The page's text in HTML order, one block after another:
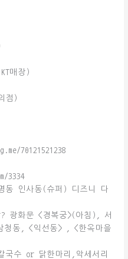
매장)
점)
70121521238
3334
동 인사동(슈퍼) 디즈니 다
광화문 <경복궁>(아침), 서
동, <익선동> , <한옥마을
수 or 닭한마리,악세서리